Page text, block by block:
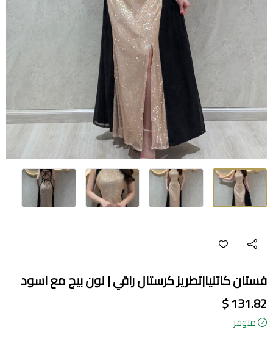
فستان كاتليا|تطريز كرستال راقي | لون بيج مع اسود
131.82 $
متوفر